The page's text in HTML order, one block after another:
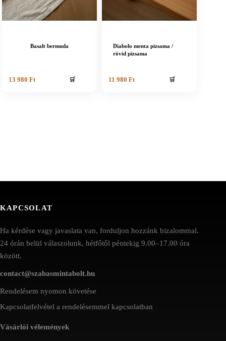
Basalt bermuda
13 980 Ft 🛒
Diabolo menta pizsama /
rövid pizsama
11 980Ft 🛒
KAPCSOLAT
Ha kérdése vagy javaslata van, forduljon hozzánk bizalommal.
24 órán belül válaszolunk, hétfőtől péntekig 9.00–17.00 óra
között.
contact@szabasmintabolt.hu
Rendelésem nyomon követése
Kapcsolatfelvétel a rendelésemmel kapcsolatban
Vásárlói vélemények